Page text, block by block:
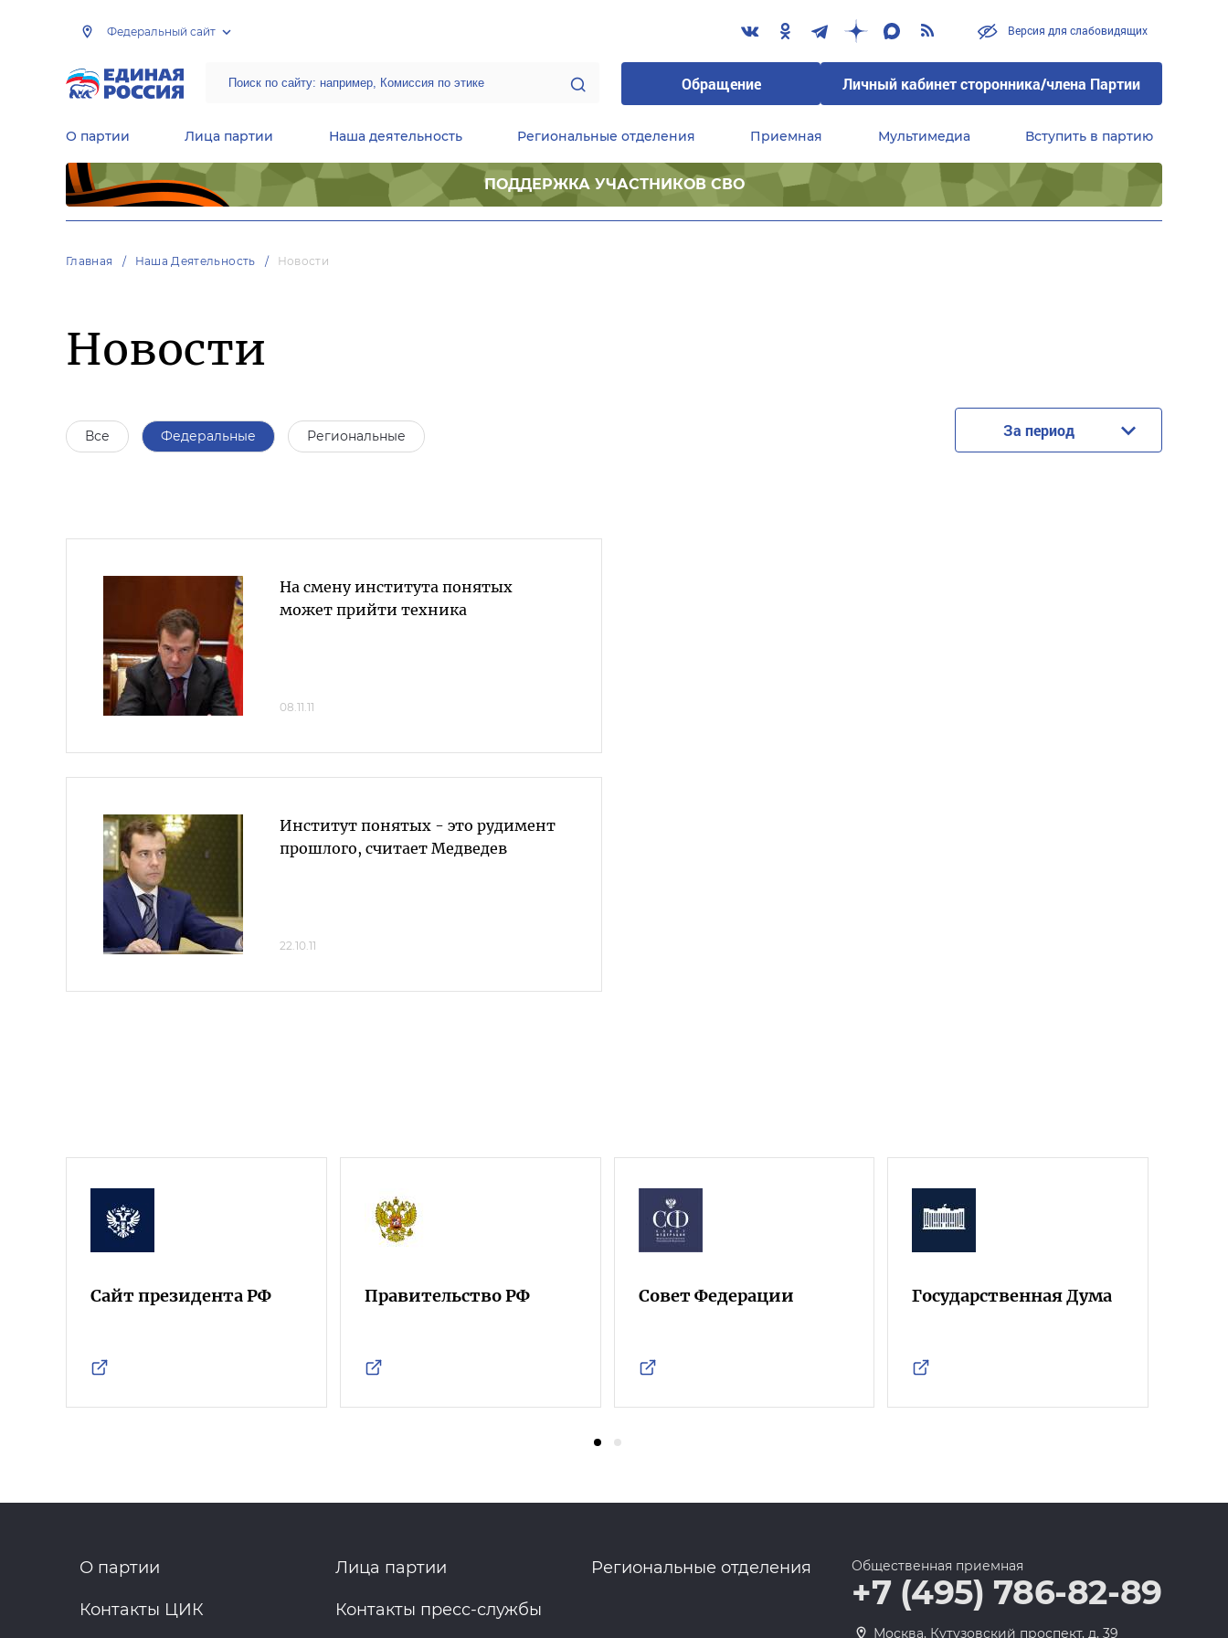
Федеральный сайт Версия для слабовидящих
Обращение Личный кабинет сторонника/члена Партии
О партии Лица партии Наша деятельность Региональные отделения Приемная Мультимедиа Вступить в партию
ПОДДЕРЖКА УЧАСТНИКОВ СВО
Главная Наша Деятельность Новости
Новости
Все Федеральные Региональные За период
На смену института понятых
может прийти техника
08.11.11
Институт понятых - это рудимент
прошлого, считает Медведев
22.10.11
Сайт президента РФ Правительство РФ Совет Федерации Государственная Дума
О партии Лица партии Региональные отделения
Контакты ЦИК Контакты пресс-службы
Общественная приемная
+7 (495) 786-82-89
Москва, Кутузовский проспект, д. 39